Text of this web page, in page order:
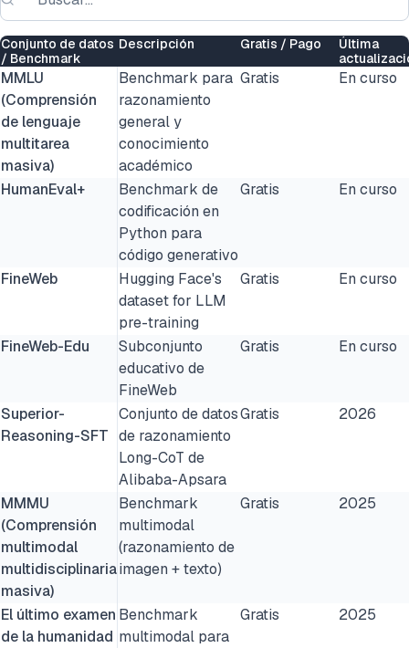
Conjunto de datos
/ Benchmark
Descripción Gratis / Pago
Última
MMLU
(Comprensión
de lenguaje
multitarea
masiva)
Benchmark para
razonamiento
general y
conocimiento
académico
Gratis En curso
HumanEval+
Benchmark de
codificación en
Python para
código generativo
Gratis En curso
FineWeb
Hugging Face's
dataset for LLM
pre-training
Gratis En curso
FineWeb-Edu
Subconjunto
educativo de
FineWeb
Gratis En curso
Superior-
Reasoning-SFT
Conjunto de datos
de razonamiento
Long-CoT de
Alibaba-Apsara
Gratis 2026
MMMU
(Comprensión
multimodal
multidisciplinaria
masiva)
Benchmark
multimodal
(razonamiento de
imagen + texto)
Gratis 2025
El último examen
de la humanidad
Benchmark
multimodal para
Gratis 2025